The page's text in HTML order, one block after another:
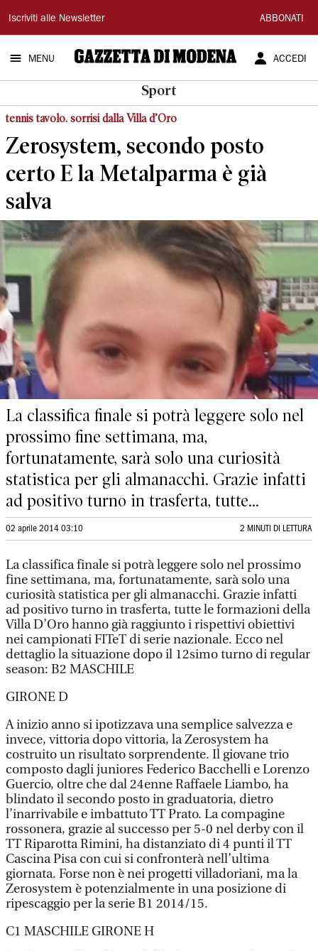
Gazzetta
di
Modena
Iscriviti alle Newsletter ABBONATI
MENU ACCEDI
Sport
tennis tavolo. sorrisi dalla Villa d’Oro
Zerosystem, secondo posto
certo E la Metalparma è già
salva
La classifica finale si potrà leggere solo nel
prossimo fine settimana, ma,
fortunatamente, sarà solo una curiosità
statistica per gli almanacchi. Grazie infatti
ad positivo turno in trasferta, tutte...
02 aprile 2014 03:10 2 MINUTI DI LETTURA
La classifica finale si potrà leggere solo nel prossimo
fine settimana, ma, fortunatamente, sarà solo una
curiosità statistica per gli almanacchi. Grazie infatti
ad positivo turno in trasferta, tutte le formazioni della
Villa D’Oro hanno già raggiunto i rispettivi obiettivi
nei campionati FITeT di serie nazionale. Ecco nel
dettaglio la situazione dopo il 12simo turno di regular
season: B2 MASCHILE
GIRONE D
A inizio anno si ipotizzava una semplice salvezza e
invece, vittoria dopo vittoria, la Zerosystem ha
costruito un risultato sorprendente. Il giovane trio
composto dagli juniores Federico Bacchelli e Lorenzo
Guercio, oltre che dal 24enne Raffaele Liambo, ha
blindato il secondo posto in graduatoria, dietro
l’inarrivabile e imbattuto TT Prato. La compagine
rossonera, grazie al successo per 5-0 nel derby con il
TT Riparotta Rimini, ha distanziato di 4 punti il TT
Cascina Pisa con cui si confronterà nell’ultima
giornata. Forse non è nei progetti villadoriani, ma la
Zerosystem è potenzialmente in una posizione di
ripescaggio per la serie B1 2014/15.
C1 MASCHILE GIRONE H